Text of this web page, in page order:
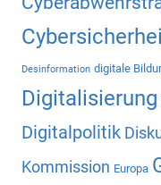
Desinformation digitale
Digitalisierung
Digitalpolitik
Kommission Europa